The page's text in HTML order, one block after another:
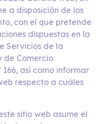
a disposición de los
con el que pretende
dispuestas en la
Servicios de la
de Comercio
166, así como informar
respecto a cuáles
sitio web asume el